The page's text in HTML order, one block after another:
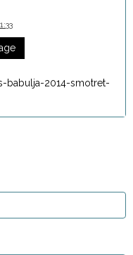
2014-smotret-